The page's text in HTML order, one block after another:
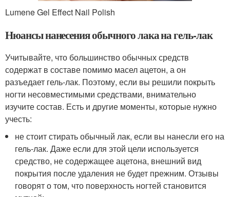
Lumene Gel Effect Nail Polish
Нюансы нанесения обычного лака на гель-лак
Учитывайте, что большинство обычных средств
содержат в составе помимо масел ацетон, а он
разъедает гель-лак. Поэтому, если вы решили покрыть
ногти несовместимыми средствами, внимательно
изучите состав. Есть и другие моменты, которые нужно
учесть:
не стоит стирать обычный лак, если вы нанесли его на
гель-лак. Даже если для этой цели используется
средство, не содержащее ацетона, внешний вид
покрытия после удаления не будет прежним. Отзывы
говорят о том, что поверхность ногтей становится